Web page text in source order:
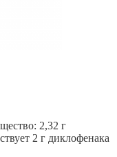
2,32 г
2 г диклофенака